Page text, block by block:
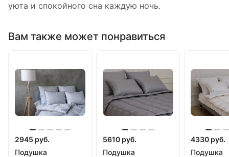
уюта и спокойного сна каждую ночь.
Вам также может понравиться
2945 руб.
Подушка
5610 руб.
Подушка
4330 руб.
Подушка